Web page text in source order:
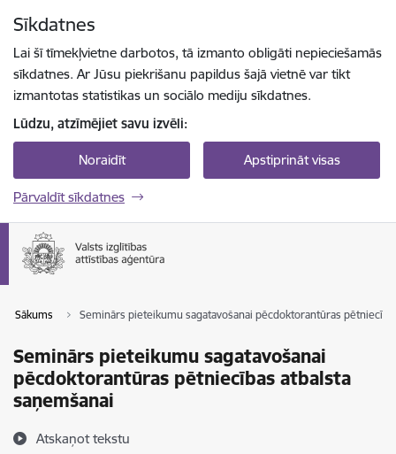
Sīkdatnes
Lai šī tīmekļvietne darbotos, tā izmanto obligāti nepieciešamās
sīkdatnes. Ar Jūsu piekrišanu papildus šajā vietnē var tikt
izmantotas statistikas un sociālo mediju sīkdatnes.
Lūdzu, atzīmējiet savu izvēli:
Noraidīt Apstiprināt visas
Pārvaldīt sīkdatnes
Sākums Seminārs pieteikumu sagatavošanai pēcdoktorantūras
Seminārs pieteikumu sagatavošanai
pēcdoktorantūras pētniecības atbalsta
saņemšanai
Atskaņot tekstu